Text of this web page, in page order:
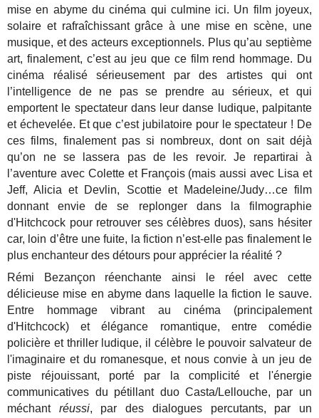
mise en abyme du cinéma qui culmine ici. Un film joyeux,
solaire et rafraîchissant grâce à une mise en scène, une
musique, et des acteurs exceptionnels. Plus qu’au septième
art, finalement, c’est au jeu que ce film rend hommage. Du
cinéma réalisé sérieusement par des artistes qui ont
l’intelligence de ne pas se prendre au sérieux, et qui
emportent le spectateur dans leur danse ludique, palpitante
et échevelée. Et que c’est jubilatoire pour le spectateur ! De
ces films, finalement pas si nombreux, dont on sait déjà
qu’on ne se lassera pas de les revoir. Je repartirai à
l’aventure avec Colette et François (mais aussi avec Lisa et
Jeff, Alicia et Devlin, Scottie et Madeleine/Judy…ce film
donnant envie de se replonger dans la filmographie
d'Hitchcock pour retrouver ses célèbres duos), sans hésiter
car, loin d’être une fuite, la fiction n’est-elle pas finalement le
plus enchanteur des détours pour apprécier la réalité ?
Rémi Bezançon réenchante ainsi le réel avec cette
délicieuse mise en abyme dans laquelle la fiction le sauve.
Entre hommage vibrant au cinéma (principalement
d'Hitchcock) et élégance romantique, entre comédie
policière et thriller ludique, il célèbre le pouvoir salvateur de
l'imaginaire et du romanesque, et nous convie à un jeu de
piste réjouissant, porté par la complicité et l'énergie
communicatives du pétillant duo Casta/Lellouche, par un
méchant réussi, par des dialogues percutants, par un